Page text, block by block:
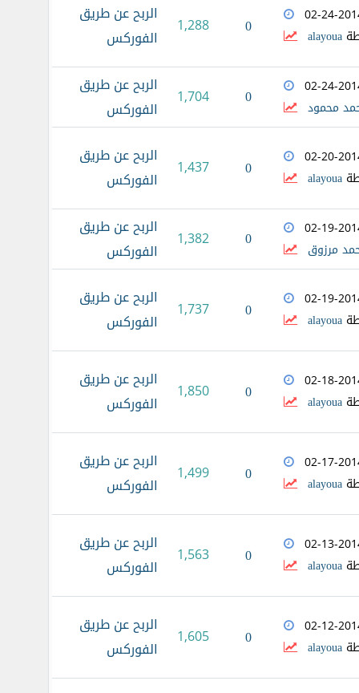
02-24-
alayoua
0
1,288
الربح عن طريق
الفوركس
02-24-
محمود
0
1,704
الربح عن طريق
الفوركس
02-20-
alayoua
0
1,437
الربح عن طريق
الفوركس
02-19-
مرزوق
0
1,382
الربح عن طريق
الفوركس
02-19-
alayoua
0
1,737
الربح عن طريق
الفوركس
02-18-
alayoua
0
1,850
الربح عن طريق
الفوركس
02-17-
alayoua
0
1,499
الربح عن طريق
الفوركس
02-13-
alayoua
0
1,563
الربح عن طريق
الفوركس
02-12-
alayoua
0
1,605
الربح عن طريق
الفوركس